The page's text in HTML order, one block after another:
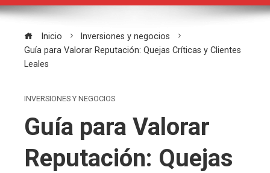
Inicio
Inversiones y negocios
Guía para Valorar Reputación: Quejas Críticas y Clientes
Leales
INVERSIONES Y NEGOCIOS
Guía para Valorar
Reputación: Quejas